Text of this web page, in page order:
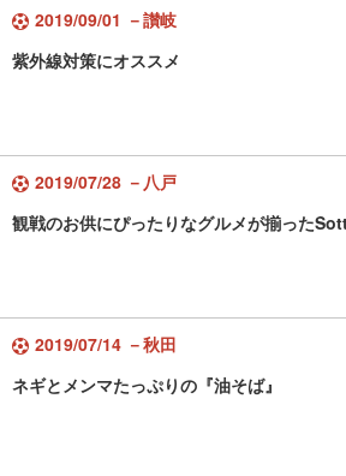
2019/09/01 －讃岐
紫外線対策にオススメ
2019/07/28 －八戸
観戦のお供にぴったりなグルメが揃った
2019/07/14 －秋田
ネギとメンマたっぷりの『油そば』